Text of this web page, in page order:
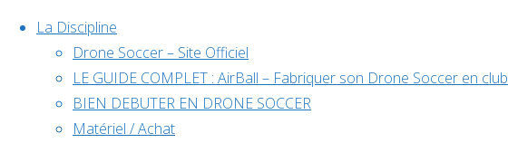
Skip to content
La Discipline
Drone Soccer – Site Officiel
LE GUIDE COMPLET : AirBall – Fabriquer son Drone Soccer en club
BIEN DEBUTER EN DRONE SOCCER
Matériel / Achat